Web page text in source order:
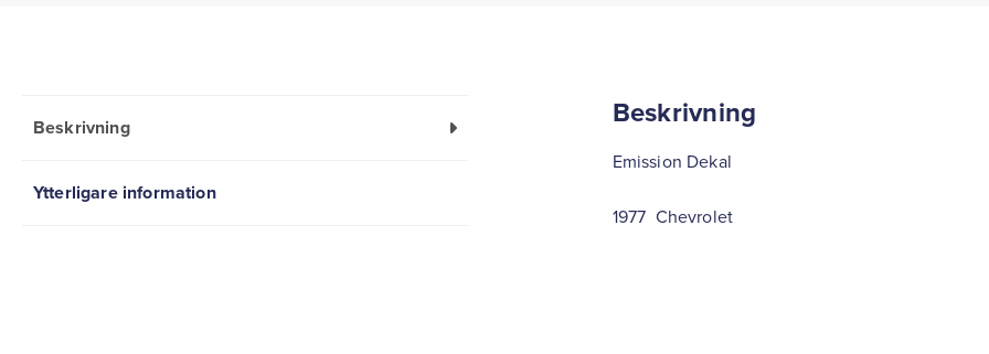
Beskrivning
Ytterligare information
Beskrivning
Emission Dekal
1977 Chevrolet